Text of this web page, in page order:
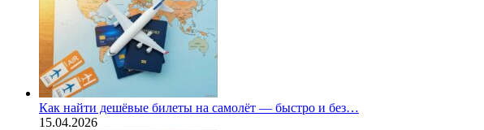
Как найти дешёвые билеты на самолёт — быстро и без…
15.04.2026